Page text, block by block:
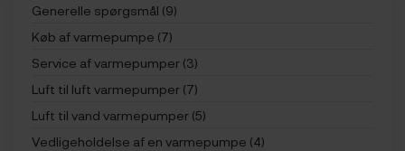
Generelle spørgsmål (9)
Køb af varmepumpe (7)
Service af varmepumper (3)
Luft til luft varmepumper (7)
Luft til vand varmepumper (5)
Vedligeholdelse af en varmepumpe (4)